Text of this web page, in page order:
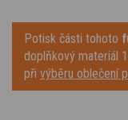
Potisk části tohoto
doplňkový materiál
při výběru oblečení